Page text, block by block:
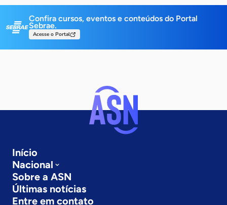
Confira cursos, eventos e conteúdos do Portal
Sebrae.
Acesse o Portal
Início
Nacional
Sobre a ASN
Últimas notícias
Entre em contato